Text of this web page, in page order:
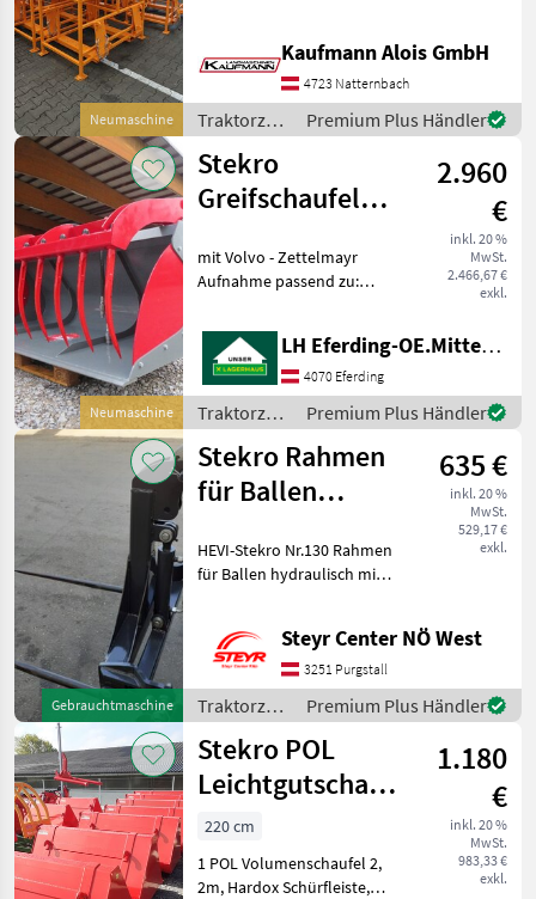
Neumaschine
Kaufmann zeigt Ihnen die
Maschine bzw. Gerät gerne
am Betrieb und bitt
Kaufmann Alois GmbH
4723 Natternbach
Traktorzubehör
/ Stekro
Premium Plus Händler
Neumaschine
Stekro
Greifschaufel
2.960
€
inkl. 20 %
MwSt.
2.466,67 €
exkl.
mit Volvo - Zettelmayr
Aufnahme passend zu:
Liebherr L506 / L508 Volvo
L25 / L30 CAT 906 / 907
Traktorzubehör Frontlader-
Anbaugeräte
LH Eferding-OE.Mitte, Eferding
4070 Eferding
Traktorzubehör
/ Stekro
Premium Plus Händler
Gebrauchtmaschine
Stekro Rahmen
für Ballen
635 €
inkl. 20 %
MwSt.
529,17 €
exkl.
HEVI-Stekro Nr.130 Rahmen
für Ballen hydraulisch mit
3251 Purgstall zuständig:
unser Verkäufer Herr
Wagner August; Te
Steyr Center NÖ West
3251 Purgstall
Traktorzubehör
/ Stekro
Premium Plus Händler
Stekro POL
Leichtgutschaufel
2,2m, Hardox
Schürfleiste,
1.180
€
inkl. 20 %
MwSt.
983,33 €
exkl.
220 cm
1 POL Volumenschaufel 2,
2m, Hardox Schürfleiste,